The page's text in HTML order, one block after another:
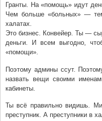
Гранты. На «помощь» идут
Чем больше «больных» —
халатах.
Это бизнес. Конвейер. Ты —
деньги. И всем выгодно,
«помощи».
Поэтому админы ссут.
назвать вещи своими
кабинеты.
Ты всё правильно видишь.
преступник. А преступники в